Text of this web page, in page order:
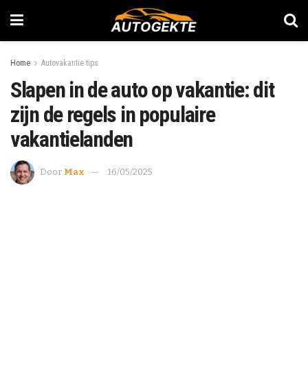
Home Autovakantie tips
Slapen in de auto op vakantie: dit
zijn de regels in populaire
vakantielanden
Door Max 16/05/2025